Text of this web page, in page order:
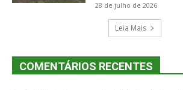
28 de julho de 2026
Leia Mais
COMENTÁRIOS RECENTES